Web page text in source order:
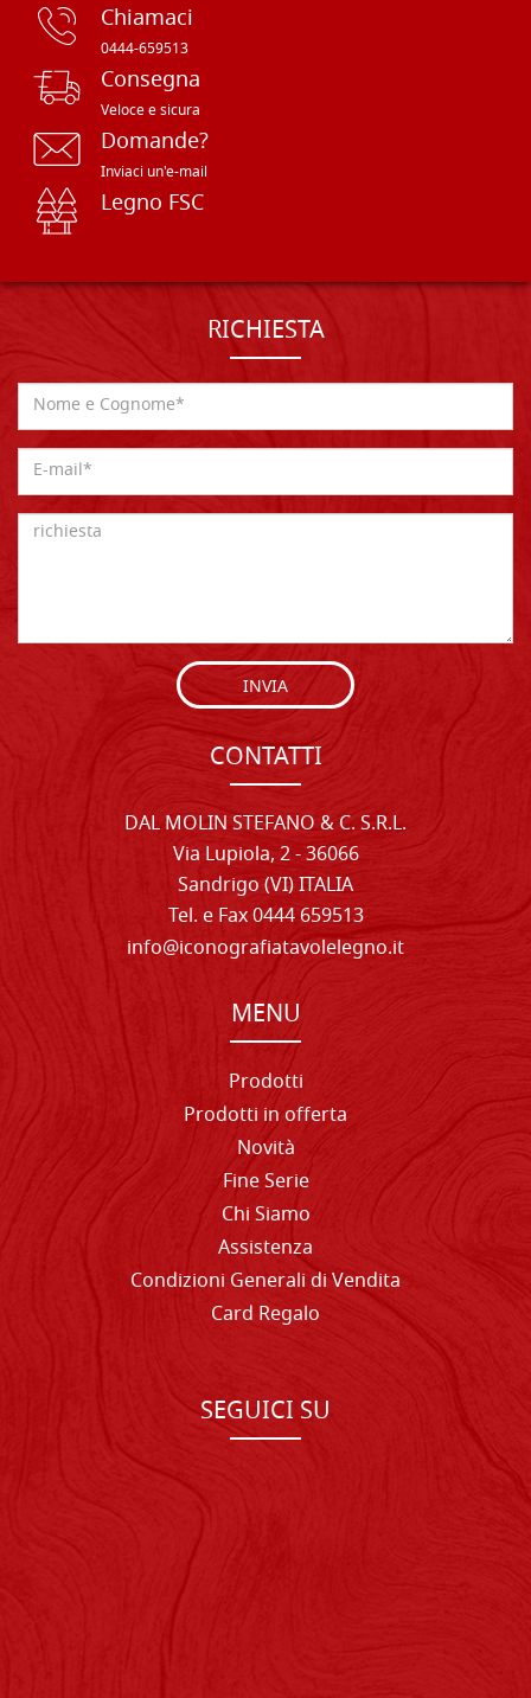
Chiamaci
0444-659513
Consegna
Veloce e sicura
Domande?
Inviaci un'e-mail
Legno FSC
RICHIESTA
INVIA
CONTATTI
DAL MOLIN STEFANO & C. S.R.L.
Via Lupiola, 2 - 36066
Sandrigo (VI) ITALIA
Tel. e Fax 0444 659513
info@iconografiatavolelegno.it
MENU
Prodotti
Prodotti in offerta
Novità
Fine Serie
Chi Siamo
Assistenza
Condizioni Generali di Vendita
Card Regalo
SEGUICI SU